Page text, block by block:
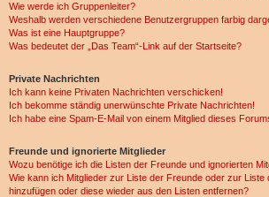
Wie werde ich Gruppenleiter?
Weshalb werden verschiedene Benutzergruppen farbig
Was ist eine Hauptgruppe?
Was bedeutet der „Das Team“-Link auf der Startseite?
Private Nachrichten
Ich kann keine Privaten Nachrichten verschicken!
Ich bekomme ständig unerwünschte Private Nachrichten!
Ich habe eine Spam-E-Mail von einem Mitglied dieses
Freunde und ignorierte Mitglieder
Wozu benötige ich die Listen der Freunde und ignorierten
Wie kann ich Mitglieder zur Liste der Freunde oder zur Liste
hinzufügen oder diese wieder aus den Listen entfernen?